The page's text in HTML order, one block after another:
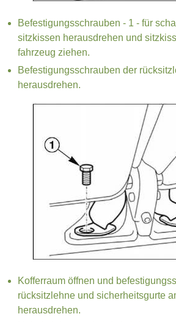
Befestigungsschrauben - 1 - für
sitzkissen herausdrehen und
fahrzeug ziehen.
Befestigungsschrauben der
herausdrehen.
Kofferraum öffnen und
rücksitzlehne und sicherheitsgurte
herausdrehen.